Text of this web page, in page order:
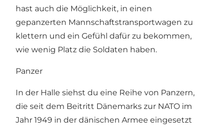
hast auch die Möglichkeit, in einen
gepanzerten Mannschaftstransportwagen zu
klettern und ein Gefühl dafür zu bekommen,
wie wenig Platz die Soldaten haben.
Panzer
In der Halle siehst du eine Reihe von Panzern,
die seit dem Beitritt Dänemarks zur NATO im
Jahr 1949 in der dänischen Armee eingesetzt